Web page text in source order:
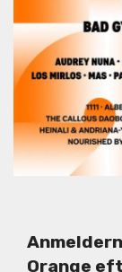
Orange